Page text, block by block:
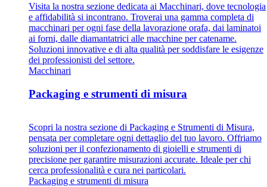
Visita la nostra sezione dedicata ai Macchinari, dove tecnologia
e affidabilità si incontrano. Troverai una gamma completa di
macchinari per ogni fase della lavorazione orafa, dai laminatoi
ai forni, dalle diamantatrici alle macchine per catename.
Soluzioni innovative e di alta qualità per soddisfare le esigenze
dei professionisti del settore.
Macchinari
Packaging e strumenti di misura
Scopri la nostra sezione di Packaging e Strumenti di Misura,
pensata per completare ogni dettaglio del tuo lavoro. Offriamo
soluzioni per il confezionamento di gioielli e strumenti di
precisione per garantire misurazioni accurate. Ideale per chi
cerca professionalità e cura nei particolari.
Packaging e strumenti di misura